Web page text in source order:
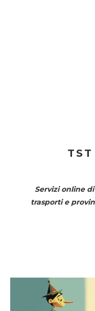
Servizi online
trasporti e